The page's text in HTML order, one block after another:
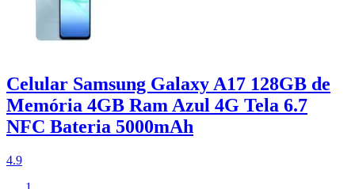
Celular Samsung Galaxy A17 128GB de
Memória 4GB Ram Azul 4G Tela 6.7
NFC Bateria 5000mAh
4.9